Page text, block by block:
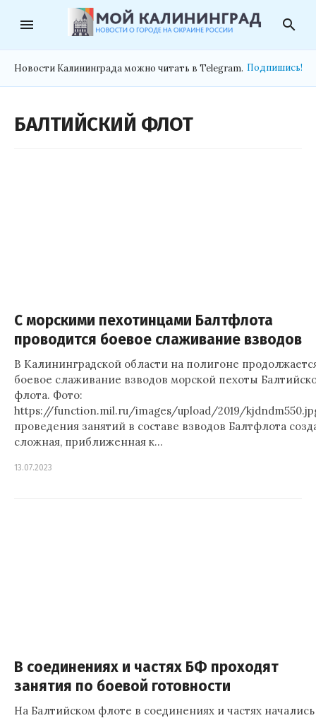
menu search
Новости Калининграда можно читать в Telegram. Подпишись!
БАЛТИЙСКИЙ ФЛОТ
С морскими пехотинцами Балтфлота
проводится боевое слаживание взводов
В Калининградской области на полигоне
боевое слаживание взводов морской пехоты
флота. Фото:
https://function.mil.ru/images/upload/2019/
проведения занятий в составе взводов Балтфлота
сложная, приближенная к…
13.07.2023
В соединениях и частях БФ проходят
занятия по боевой готовности
На Балтийском флоте в соединениях и частях начались